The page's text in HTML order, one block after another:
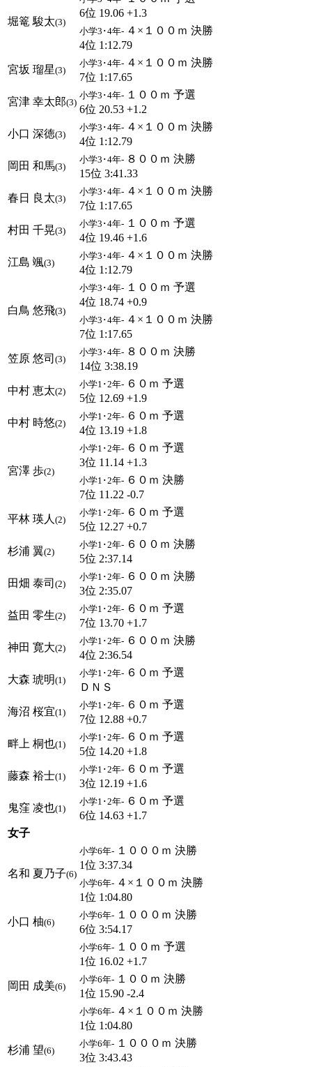
堀篭 駿太(3)
6位 19.06 +1.3
小学3･4年- ４×１００ｍ 決勝
4位 1:12.79
宮坂 瑠星(3)
小学3･4年- ４×１００ｍ 決勝
7位 1:17.65
宮津 幸太郎(3)
小学3･4年- １００ｍ 予選
6位 20.53 +1.2
小口 深徳(3)
小学3･4年- ４×１００ｍ 決勝
4位 1:12.79
岡田 和馬(3)
小学3･4年- ８００ｍ 決勝
15位 3:41.33
春日 良太(3)
小学3･4年- ４×１００ｍ 決勝
7位 1:17.65
村田 千晃(3)
小学3･4年- １００ｍ 予選
4位 19.46 +1.6
江島 颯(3)
小学3･4年- ４×１００ｍ 決勝
4位 1:12.79
白鳥 悠飛(3)
小学3･4年- １００ｍ 予選
4位 18.74 +0.9
小学3･4年- ４×１００ｍ 決勝
7位 1:17.65
笠原 悠司 (3)
小学3･4年- ８００ｍ 決勝
14位 3:38.19
中村 恵太(2)
小学1･2年- ６０ｍ 予選
5位 12.69 +1.9
中村 時悠(2)
小学1･2年- ６０ｍ 予選
4位 13.19 +1.8
宮澤 歩(2)
小学1･2年- ６０ｍ 予選
3位 11.14 +1.3
小学1･2年- ６０ｍ 決勝
7位 11.22 -0.7
平林 瑛人 (2)
小学1･2年- ６０ｍ 予選
5位 12.27 +0.7
杉浦 翼(2)
小学1･2年- ６００ｍ 決勝
5位 2:37.14
田畑 泰司 (2)
小学1･2年- ６００ｍ 決勝
3位 2:35.07
益田 零生(2)
小学1･2年- ６０ｍ 予選
7位 13.70 +1.7
神田 寛大(2)
小学1･2年- ６００ｍ 決勝
4位 2:36.54
大森 琥明(1)
小学1･2年- ６０ｍ 予選
ＤＮＳ
海沼 桜宜(1)
小学1･2年- ６０ｍ 予選
7位 12.88 +0.7
畔上 桐也(1)
小学1･2年- ６０ｍ 予選
5位 14.20 +1.8
藤森 裕士(1)
小学1･2年- ６０ｍ 予選
3位 12.19 +1.6
鬼窪 凌也(1)
小学1･2年- ６０ｍ 予選
6位 14.63 +1.7
女子
名和 夏乃子(6)
小学6年- １０００ｍ 決勝
1位 3:37.34
小学6年- ４×１００ｍ 決勝
1位 1:04.80
小口 柚(6)
小学6年- １０００ｍ 決勝
6位 3:54.17
岡田 成美(6)
小学6年- １００ｍ 予選
1位 16.02 +1.7
小学6年- １００ｍ 決勝
1位 15.90 -2.4
小学6年- ４×１００ｍ 決勝
1位 1:04.80
杉浦 望(6)
小学6年- １０００ｍ 決勝
3位 3:43.43